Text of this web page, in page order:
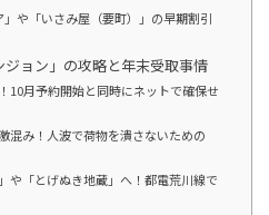
や「いさみ屋（要町）」の早期割引
ョン」の攻略と年末受取事情
10月予約開始と同時にネットで確保せ
混み！人波で荷物を潰さないための
や「とげぬき地蔵」へ！都電荒川線で